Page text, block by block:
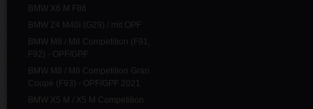
BMW X6 M F86
BMW Z4 M40i (G29) / mit OPF
BMW M8 / M8 Competition (F91,
F92) - OPF/GPF
BMW M8 / M8 Competition Gran
Coupé (F93) - OPF/GPF 2021
BMW X5 M / X5 M Competition